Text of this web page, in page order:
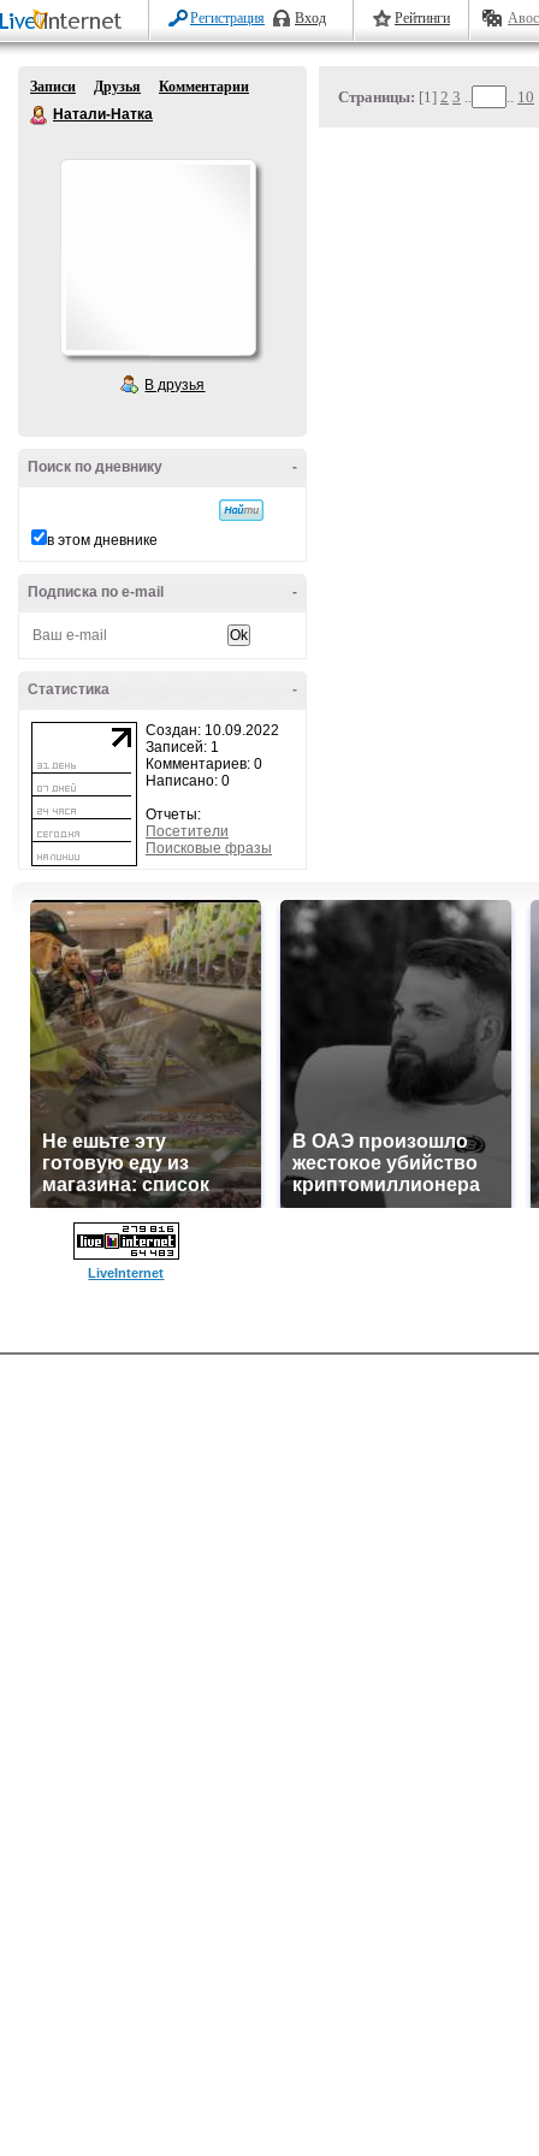
Регистрация Вход Рейтинги
Записи Друзья
Комментарии
Натали-Натка
В друзья
-
Поиск по дневнику
в этом дневнике
-
Подписка по e-mail
-
Статистика
Создан: 10.09.2022
Записей: 1
Комментариев: 0
Написано: 0
Отчеты:
Посетители
Поисковые фразы
Страницы: [1] 2 3 .. .. 10
Не ешьте эту
готовую еду из
магазина: список
В ОАЭ произошло
жестокое убийство
криптомиллионера
LiveInternet